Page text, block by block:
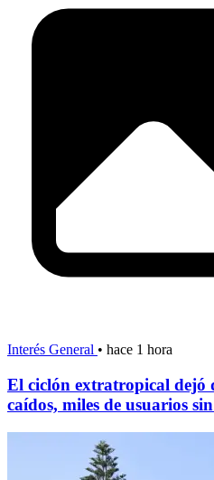
Interés General • hace 1 hora
El ciclón extratropical dejó
caídos, miles de usuarios